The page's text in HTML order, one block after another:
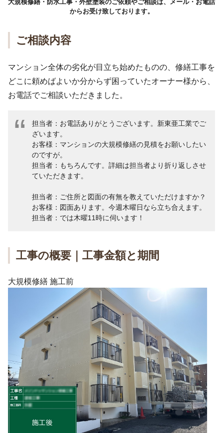
大規模修繕・防水工事・外壁塗装のご依頼やご相談は、メール・お電話
からお受け致しております。
ご相談内容
マンション全体の劣化が目立ち始めたものの、修繕工事を
どこに頼めばよいか分からず困っていたオーナー様から、
お電話でご相談いただきました。
担当者：お電話ありがとうございます。新東亜工業でご
ざいます。
お客様：マンションの大規模修繕の見積をお願いしたい
のですが。
担当者：もちろんです。詳細は担当者より折り返しさせ
ていただきます。
担当者：ご住所と図面の有無を教えていただけますか？
お客様：図面あります。今週木曜日なら立ち合えます。
担当者：では木曜11時に伺います！
工事の概要｜工事金額と期間
大規模修繕 施工前